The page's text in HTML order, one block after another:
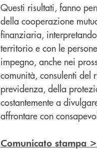
Questi risultati, fanno
della cooperazione
finanziaria,
territorio e con le
impegno, anche nei
comunità, consulenti del
previdenza, della
costantemente a
affrontare con
Comunicato stampa